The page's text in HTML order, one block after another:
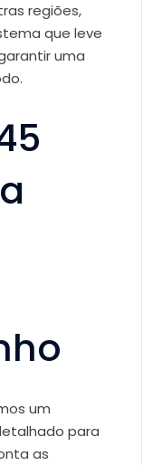
regiões,
que leve
uma
um
para
as